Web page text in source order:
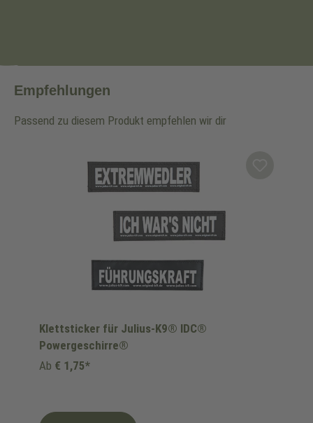
Empfehlungen
Passend zu diesem Produkt empfehlen wir dir
Klettsticker für Julius-K9® IDC®
Powergeschirre®
Ab € 1,75*